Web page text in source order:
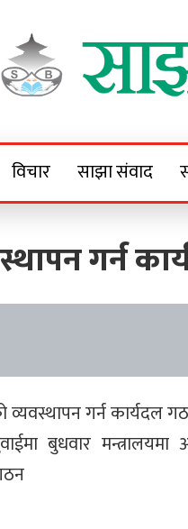
विचार साझा संवाद
गर्न
गर्न कार्यदल
बुधवार मन्त्रालयमा